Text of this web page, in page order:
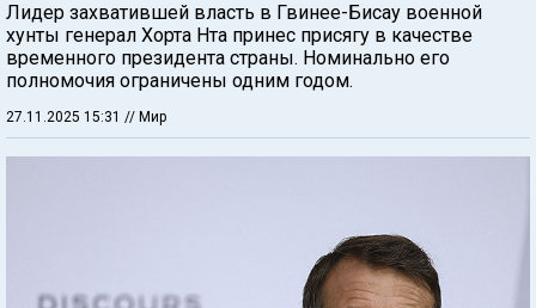
Лидер захватившей власть в Гвинее-Бисау военной
хунты генерал Хорта Нта принес присягу в качестве
временного президента страны. Номинально его
полномочия ограничены одним годом.
27.11.2025 15:31 // Мир